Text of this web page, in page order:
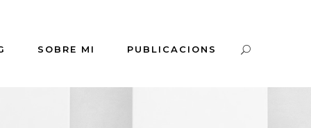
SOBRE MI PUBLICACIONS